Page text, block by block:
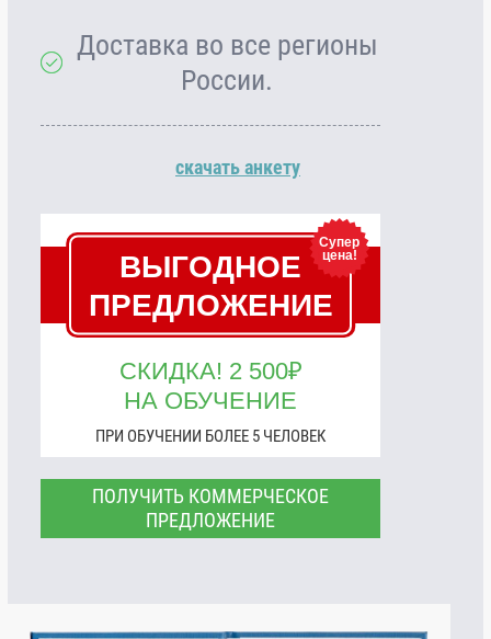
Доставка во все регионы
России.
скачать анкету
Супер
цена!
ВЫГОДНОЕ
ПРЕДЛОЖЕНИЕ
СКИДКА! 2 500₽
НА ОБУЧЕНИЕ
ПРИ ОБУЧЕНИИ БОЛЕЕ 5 ЧЕЛОВЕК
ПОЛУЧИТЬ КОММЕРЧЕСКОЕ
ПРЕДЛОЖЕНИЕ